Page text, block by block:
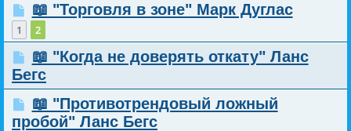
📖 "Торговля в зоне" Марк Дуглас
1 2
📖 "Когда не доверять откату" Ланс
Бегс
📖 "Противотрендовый ложный
пробой" Ланс Бегс